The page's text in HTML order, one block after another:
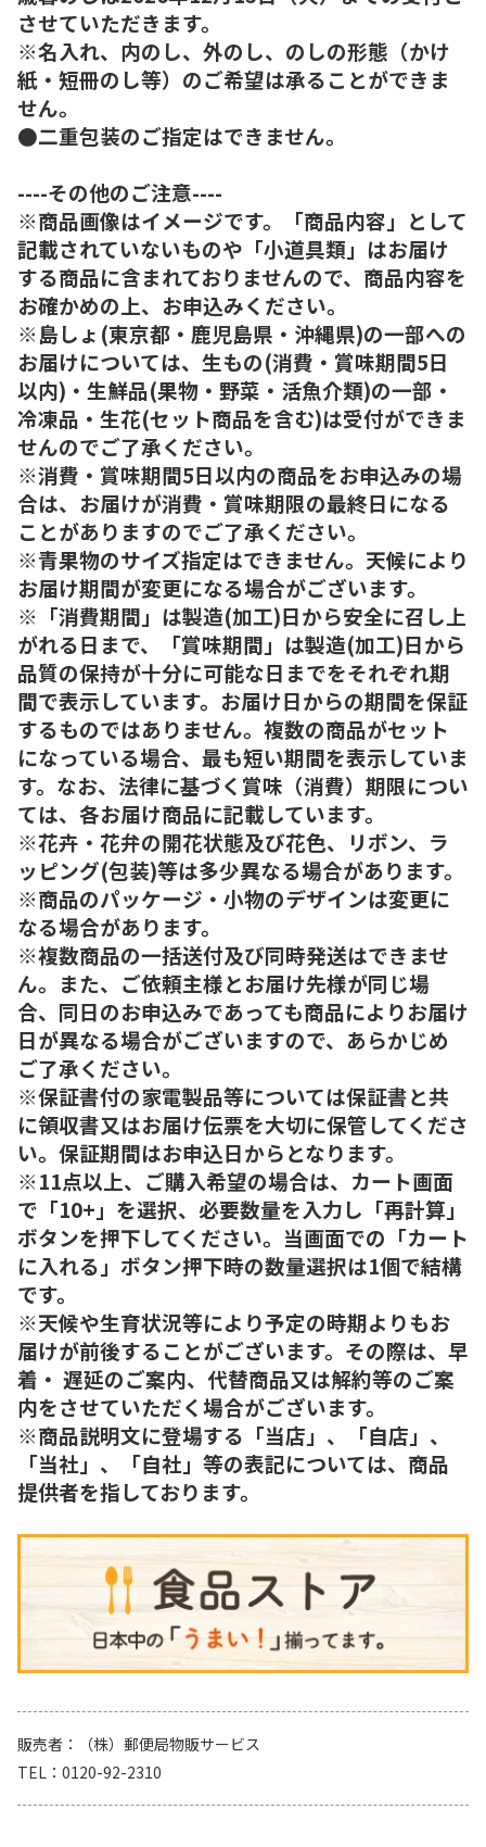
させていただきます。
※名入れ、内のし、外のし、のしの形態（かけ
紙・短冊のし等）のご希望は承ることができま
せん。
●二重包装のご指定はできません。
----その他のご注意----
※商品画像はイメージです。「商品内容」として
記載されていないものや「小道具類」はお届け
する商品に含まれておりませんので、商品内容を
お確かめの上、お申込みください。
※島しょ(東京都・鹿児島県・沖縄県)の一部への
お届けについては、生もの(消費・賞味期間5日
以内)・生鮮品(果物・野菜・活魚介類)の一部・
冷凍品・生花(セット商品を含む)は受付ができま
せんのでご了承ください。
※消費・賞味期間5日以内の商品をお申込みの場
合は、お届けが消費・賞味期限の最終日になる
ことがありますのでご了承ください。
※青果物のサイズ指定はできません。天候により
お届け期間が変更になる場合がございます。
※「消費期間」は製造(加工)日から安全に召し上
がれる日まで、「賞味期間」は製造(加工)日から
品質の保持が十分に可能な日までをそれぞれ期
間で表示しています。お届け日からの期間を保証
するものではありません。複数の商品がセット
になっている場合、最も短い期間を表示していま
す。なお、法律に基づく賞味（消費）期限につい
ては、各お届け商品に記載しています。
※花卉・花弁の開花状態及び花色、リボン、ラ
ッピング(包装)等は多少異なる場合があります。
※商品のパッケージ・小物のデザインは変更に
なる場合があります。
※複数商品の一括送付及び同時発送はできませ
ん。また、ご依頼主様とお届け先様が同じ場
合、同日のお申込みであっても商品によりお届け
日が異なる場合がございますので、あらかじめ
ご了承ください。
※保証書付の家電製品等については保証書と共
に領収書又はお届け伝票を大切に保管してくださ
い。保証期間はお申込日からとなります。
※11点以上、ご購入希望の場合は、カート画面
で「10+」を選択、必要数量を入力し「再計算」
ボタンを押下してください。当画面での「カート
に入れる」ボタン押下時の数量選択は1個で結構
です。
※天候や生育状況等により予定の時期よりもお
届けが前後することがございます。その際は、早
着・ 遅延のご案内、代替商品又は解約等のご案
内をさせていただく場合がございます。
※商品説明文に登場する「当店」、「自店」、
「当社」、「自社」等の表記については、商品
提供者を指しております。
販売者
（株）郵便局物販サービス
TEL
0120-92-2310